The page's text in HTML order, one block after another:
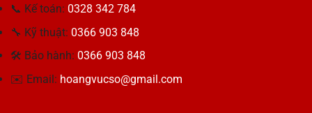
Kim
Giải
Nguồn
Hoàn
📞 Kế toán: 0328 342 784
🔧 Kỹ thuật: 0366 903 848
🛠 Bảo hành: 0366 903 848
✉️ Email: hoangvucso@gmail.com